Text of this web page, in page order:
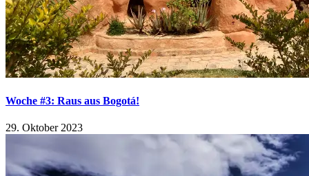
Woche #3: Raus aus Bogotá!
29. Oktober 2023